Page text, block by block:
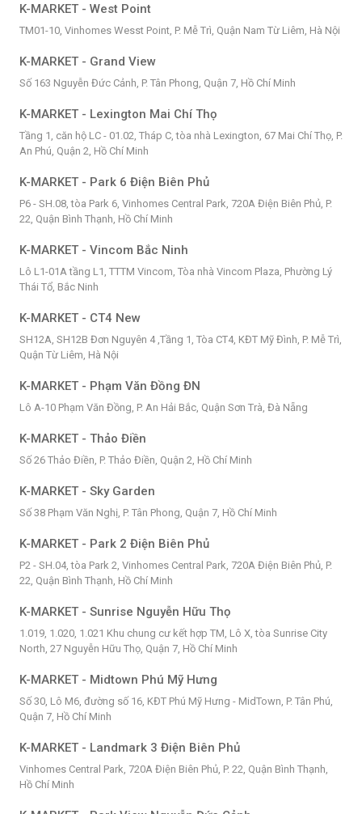
K-MARKET - West Point
TM01-10, Vinhomes Wesst Point, P. Mễ Trì, Quận Nam Từ Liêm, Hà Nội
K-MARKET - Grand View
Số 163 Nguyễn Đức Cảnh, P. Tân Phong, Quận 7, Hồ Chí Minh
K-MARKET - Lexington Mai Chí Thọ
Tầng 1, căn hộ LC - 01.02, Tháp C, tòa nhà Lexington, 67 Mai Chí Thọ, P.
An Phú, Quận 2, Hồ Chí Minh
K-MARKET - Park 6 Điện Biên Phủ
P6 - SH.08, tòa Park 6, Vinhomes Central Park, 720A Điện Biên Phủ, P.
22, Quận Bình Thạnh, Hồ Chí Minh
K-MARKET - Vincom Bắc Ninh
Lô L1-01A tầng L1, TTTM Vincom, Tòa nhà Vincom Plaza, Phường Lý
Thái Tổ, Bắc Ninh
K-MARKET - CT4 New
SH12A, SH12B Đơn Nguyên 4 ,Tầng 1, Tòa CT4, KĐT Mỹ Đình, P. Mễ Trì,
Quận Từ Liêm, Hà Nội
K-MARKET - Phạm Văn Đồng ĐN
Lô A-10 Phạm Văn Đồng, P. An Hải Bắc, Quận Sơn Trà, Đà Nẵng
K-MARKET - Thảo Điền
Số 26 Thảo Điền, P. Thảo Điền, Quận 2, Hồ Chí Minh
K-MARKET - Sky Garden
Số 38 Phạm Văn Nghị, P. Tân Phong, Quận 7, Hồ Chí Minh
K-MARKET - Park 2 Điện Biên Phủ
P2 - SH.04, tòa Park 2, Vinhomes Central Park, 720A Điện Biên Phủ, P.
22, Quận Bình Thạnh, Hồ Chí Minh
K-MARKET - Sunrise Nguyễn Hữu Thọ
1.019, 1.020, 1.021 Khu chung cư kết hợp TM, Lô X, tòa Sunrise City
North, 27 Nguyễn Hữu Thọ, Quận 7, Hồ Chí Minh
K-MARKET - Midtown Phú Mỹ Hưng
Số 30, Lô M6, đường số 16, KĐT Phú Mỹ Hưng - MidTown, P. Tân Phú,
Quận 7, Hồ Chí Minh
K-MARKET - Landmark 3 Điện Biên Phủ
Vinhomes Central Park, 720A Điện Biên Phủ, P. 22, Quận Bình Thạnh,
Hồ Chí Minh